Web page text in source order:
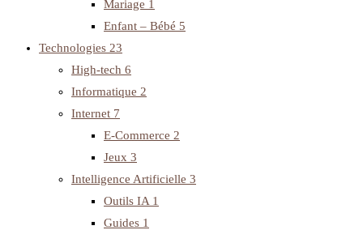
Mariage 1
Enfant – Bébé 5
Technologies 23
High-tech 6
Informatique 2
Internet 7
E-Commerce 2
Jeux 3
Intelligence Artificielle 3
Outils IA 1
Guides 1